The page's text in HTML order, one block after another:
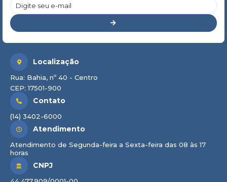
Localização
Rua: Bahia, nº 40 - Centro
CEP: 17501-900
Contato
(14) 3402-6000
Atendimento
Atendimento de Segunda-feira a Sexta-feira das 08 às 17
horas
CNPJ